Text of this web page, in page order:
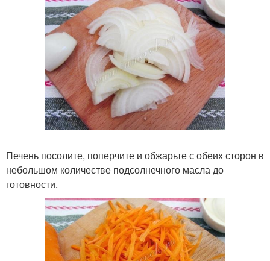
Печень посолите, поперчите и обжарьте с обеих сторон в
небольшом количестве подсолнечного масла до
готовности.